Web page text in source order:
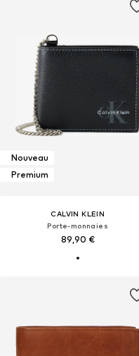
Nouveau
Premium
CALVIN KLEIN
Porte-monnaies
89,90 €